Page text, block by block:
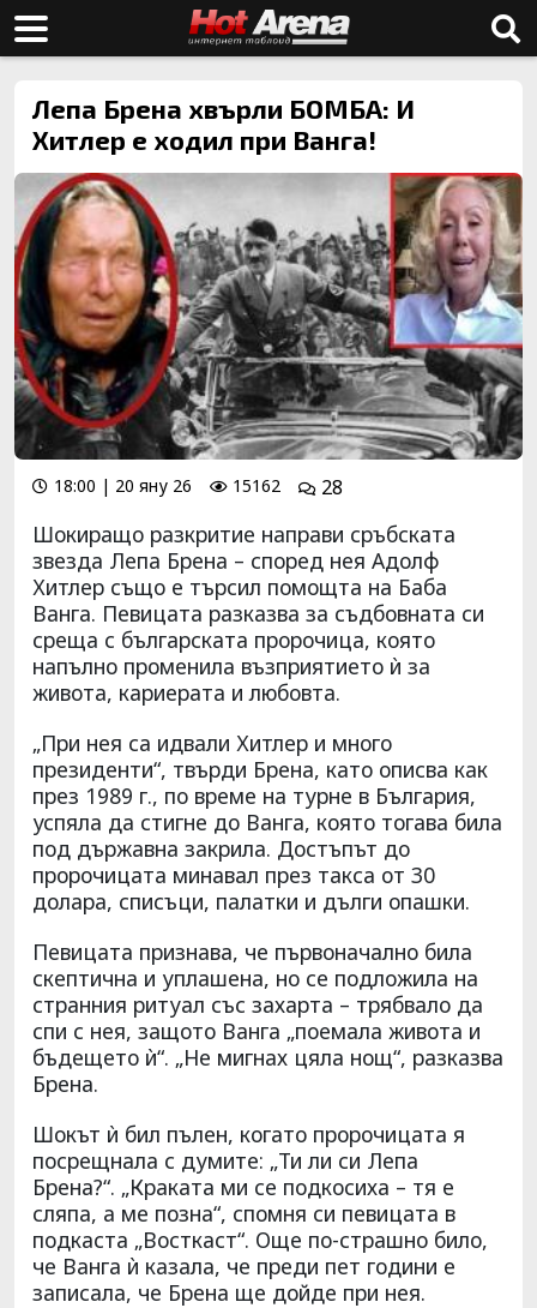
Лепа Брена хвърли БОМБА: И
Хитлер е ходил при Ванга!
18:00 | 20 яну 26 15162 28
Шокиращо разкритие направи сръбската
звезда Лепа Брена – според нея Адолф
Хитлер също е търсил помощта на Баба
Ванга. Певицата разказва за съдбовната си
среща с българската пророчица, която
напълно променила възприятието ѝ за
живота, кариерата и любовта.
„При нея са идвали Хитлер и много
президенти“, твърди Брена, като описва как
през 1989 г., по време на турне в България,
успяла да стигне до Ванга, която тогава била
под държавна закрила. Достъпът до
пророчицата минавал през такса от 30
долара, списъци, палатки и дълги опашки.
Певицата признава, че първоначално била
скептична и уплашена, но се подложила на
странния ритуал със захарта – трябвало да
спи с нея, защото Ванга „поемала живота и
бъдещето ѝ“. „Не мигнах цяла нощ“, разказва
Брена.
Шокът ѝ бил пълен, когато пророчицата я
посрещнала с думите: „Ти ли си Лепа
Брена?“. „Краката ми се подкосиха – тя е
сляпа, а ме позна“, спомня си певицата в
подкаста „Восткаст“. Още по-страшно било,
че Ванга ѝ казала, че преди пет години е
записала, че Брена ще дойде при нея.